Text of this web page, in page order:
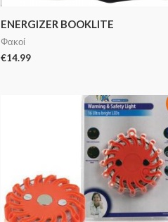
ENERGIZER BOOKLITE
Φακοί
€14.99